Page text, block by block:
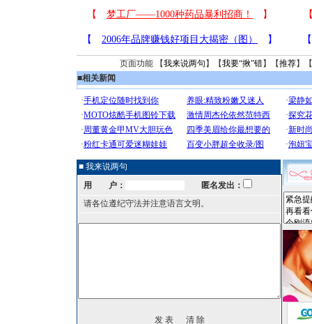
页面功能 【我来说两句 】【我要“揪”错】【推荐】
■相关新闻
■ 我来说两句
用 户：
匿名发出：
请各位遵纪守法并注意语言文明。